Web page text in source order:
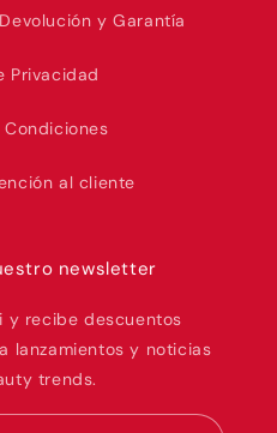
y Garantía
Privacidad
al cliente
newsletter
y recibe descuentos
lanzamientos y noticias
trends.